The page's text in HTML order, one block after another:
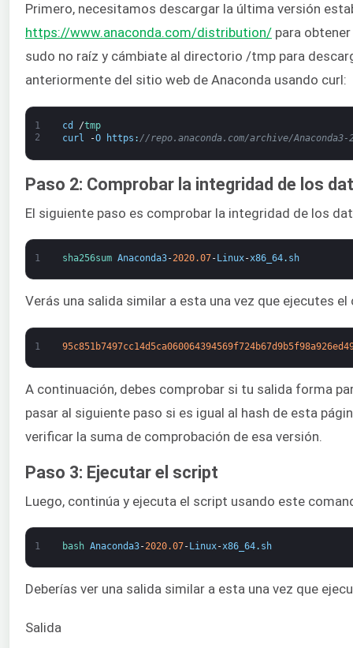
Primero, necesitamos descargar la última versión
https://www.anaconda.com/distribution/ para
sudo no raíz y cámbiate al directorio /tmp para
anteriormente del sitio web de Anaconda usando curl:
1
2
cd /tmp
curl
-O https : //repo.anaconda.com/archive/
Paso 2: Comprobar la integridad de los
El siguiente paso es comprobar la integridad de los
1 sha256sum Anaconda3-2020.07- Linux-x86_64. sh
Verás una salida similar a esta una vez que ejecutes el
1
A continuación, debes comprobar si tu salida forma
pasar al siguiente paso si es igual al hash de esta
verificar la suma de comprobación de esa versión.
Paso 3: Ejecutar el script
Luego, continúa y ejecuta el script usando este
1 bash Anaconda3-2020.07- Linux-x86_64. sh
Deberías ver una salida similar a esta una vez que
Salida